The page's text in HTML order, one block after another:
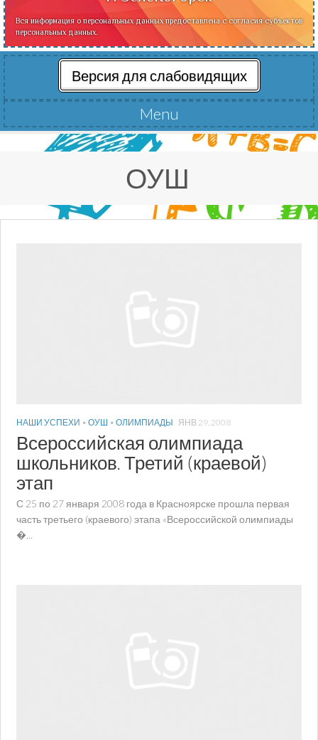
Вся информация о персональных данных предоставлена с согласия субъектов
персональных данных.
Версия для слабовидящих
Menu
Читать далее
ОУШ
НАШИ УСПЕХИ • ОУШ • ОЛИМПИАДЫ ЯНВ 29, 2008
Всероссийская олимпиада
школьников. Третий (краевой)
этап
С 25 по 27 января 2008 года в Красноярске прошла первая
часть третьего (краевого) этапа «Всероссийской олимпиады
�...